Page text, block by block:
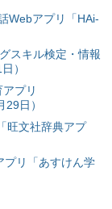
Webアプリ「HAi-
スキル検定・情報
）
プリ
日）
旺文社辞典アプ
プリ「あすけん学